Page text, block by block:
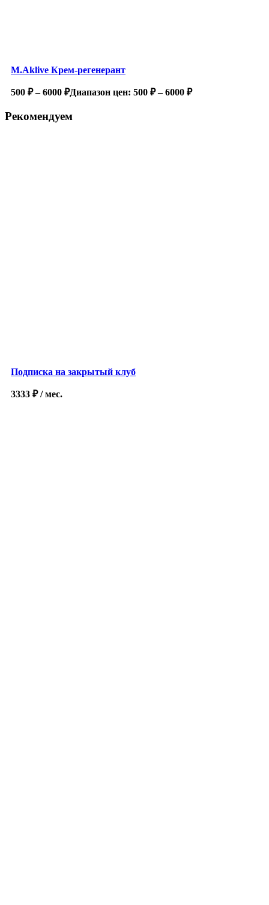
M.Aklive Крем-регенерант
500 ₽ – 6000 ₽Диапазон цен: 500 ₽ – 6000 ₽
Рекомендуем
Подписка на закрытый клуб
3333 ₽ / мес.